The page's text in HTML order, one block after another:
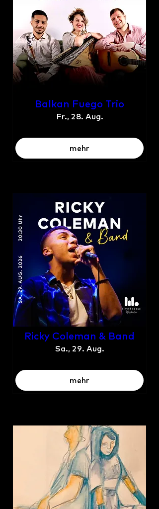
Balkan Fuego Trio
Fr., 28. Aug.
mehr
Ricky Coleman & Band
Sa., 29. Aug.
mehr